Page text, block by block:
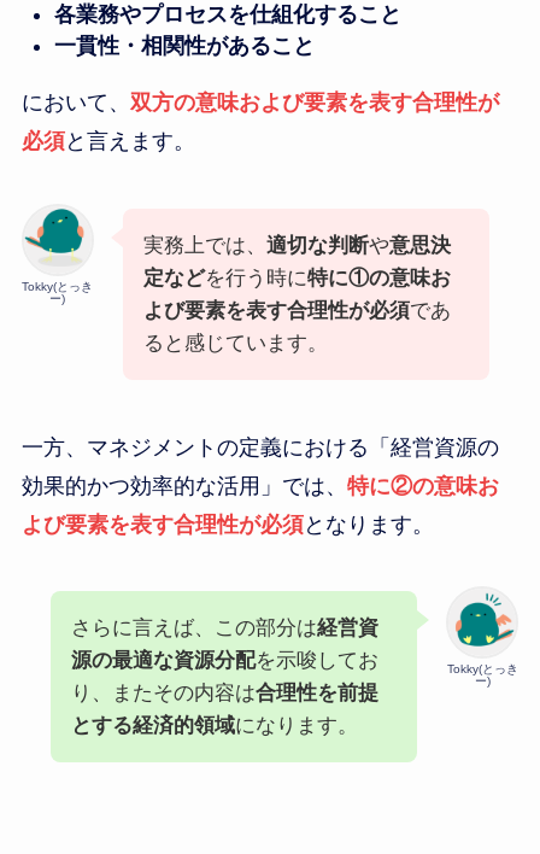
各業務やプロセスを仕組化すること
一貫性・相関性があること
において、 双方の意味および要素を表す合理性が
必須と言えます。
Tokky(とっき
ー)
実務上では、 適切な判断や意思決
定などを行う時に特に①の意味お
よび要素を表す合理性が必須であ
ると感じています。
一方、マネジメントの定義における「経営資源の
効果的かつ効率的な活用」では、 特に②の意味お
よび要素を表す合理性が必須となります。
Tokky(とっき
ー)
さらに言えば、この部分は経営資
源の最適な資源分配を示唆してお
り、またその内容は合理性を前提
とする経済的領域になります。